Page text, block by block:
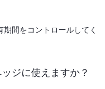
間をコントロールしてく
ジに使えますか？